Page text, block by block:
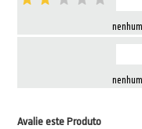
Avalie este Produto